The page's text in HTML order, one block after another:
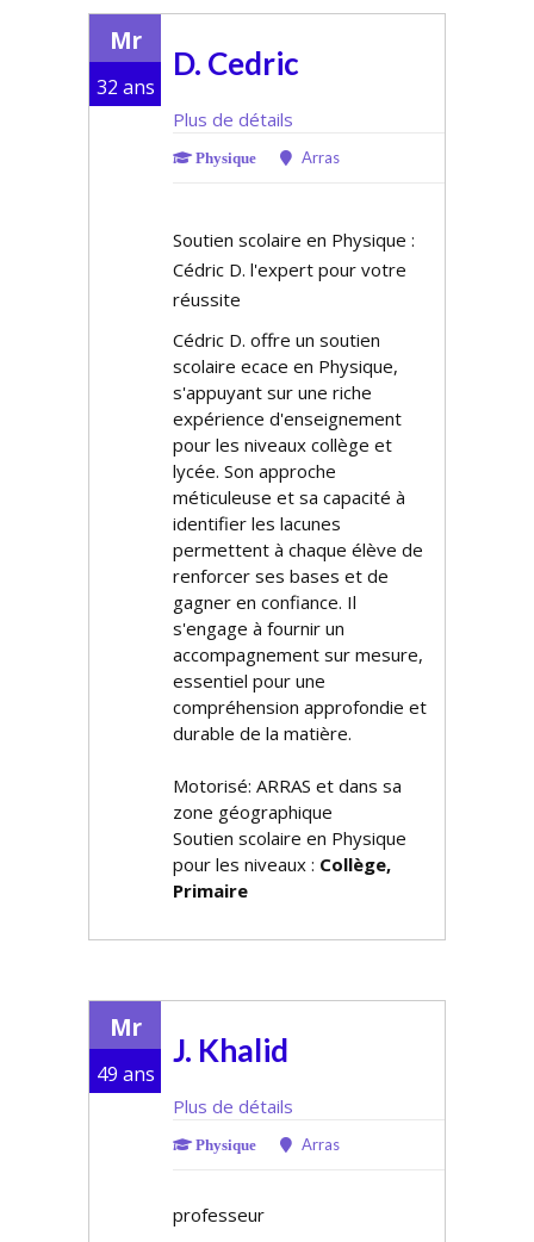
Mr
32 ans
D. Cedric
Plus de détails
Physique Arras
Soutien scolaire en Physique :
Cédric D. l'expert pour votre
réussite
Cédric D. offre un soutien
scolaire efficace en Physique,
s'appuyant sur une riche
expérience d'enseignement
pour les niveaux collège et
lycée. Son approche
méticuleuse et sa capacité à
identifier les lacunes
permettent à chaque élève de
renforcer ses bases et de
gagner en confiance. Il
s'engage à fournir un
accompagnement sur mesure,
essentiel pour une
compréhension approfondie et
durable de la matière.
Motorisé: ARRAS et dans sa
zone géographique
Soutien scolaire en Physique
pour les niveaux : Collège,
Primaire
Mr
49 ans
J. Khalid
Plus de détails
Physique Arras
professeur